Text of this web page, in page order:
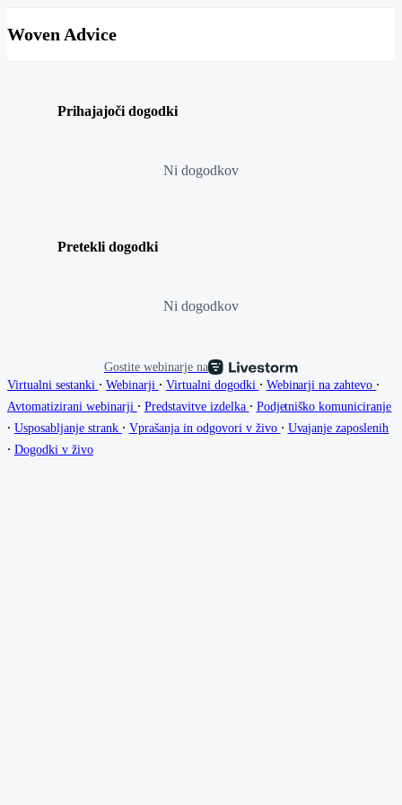
Woven Advice
Prihajajoči dogodki
Ni dogodkov
Pretekli dogodki
Ni dogodkov
Gostite webinarje na
Virtualni sestanki ∙ Webinarji ∙ Virtualni dogodki ∙ Webinarji na zahtevo ∙
Avtomatizirani webinarji ∙ Predstavitve izdelka ∙ Podjetniško komuniciranje
∙ Usposabljanje strank ∙ Vprašanja in odgovori v živo ∙ Uvajanje zaposlenih
∙ Dogodki v živo